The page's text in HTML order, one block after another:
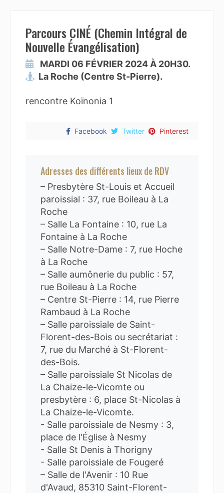
Parcours CINÉ (Chemin Intégral de
Nouvelle Évangélisation)
MARDI 06 FÉVRIER 2024 À 20H30.
La Roche (Centre St-Pierre).
rencontre Koïnonia 1
Facebook Twitter Pinterest
Adresses des différents lieux de RDV
– Presbytère St-Louis et Accueil
paroissial : 37, rue Boileau à La
Roche
– Salle La Fontaine : 10, rue La
Fontaine à La Roche
– Salle Notre-Dame : 7, rue Hoche
à La Roche
– Salle aumônerie du public : 57,
rue Boileau à La Roche
– Centre St-Pierre : 14, rue Pierre
Rambaud à La Roche
– Salle paroissiale de Saint-
Florent-des-Bois ou secrétariat :
7, rue du Marché à St-Florent-
des-Bois.
– Salle paroissiale St Nicolas de
La Chaize-le-Vicomte ou
presbytère : 6, place St-Nicolas à
La Chaize-le-Vicomte.
- Salle paroissiale de Nesmy : 3,
place de l'Église à Nesmy
- Salle St Denis à Thorigny
- Salle paroissiale de Fougeré
– Salle de l'Avenir : 10 Rue
d'Avaud, 85310 Saint-Florent-